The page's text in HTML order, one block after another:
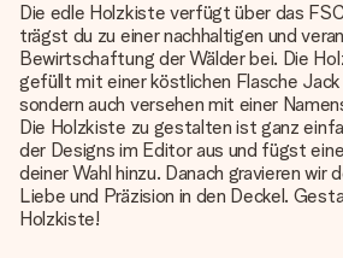
Die edle Holzkiste verfügt über das
trägst du zu einer nachhaltigen und
Bewirtschaftung der Wälder bei. Die
gefüllt mit einer köstlichen Flasche Jack
sondern auch versehen mit einer
Die Holzkiste zu gestalten ist ganz
der Designs im Editor aus und fügst
deiner Wahl hinzu. Danach gravieren wir
Liebe und Präzision in den Deckel.
Holzkiste!